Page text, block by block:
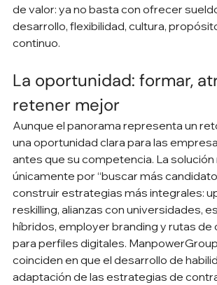
de valor: ya no basta con ofrecer
desarrollo, flexibilidad, cultura,
continuo.
La oportunidad: formar,
retener mejor
Aunque el panorama representa un
una oportunidad clara para las
antes que su competencia. La solución
únicamente por “buscar más
construir estrategias más integrales:
reskilling, alianzas con universidades,
híbridos, employer branding y rutas de
para perfiles digitales.
coinciden en que el desarrollo de
adaptación de las estrategias de